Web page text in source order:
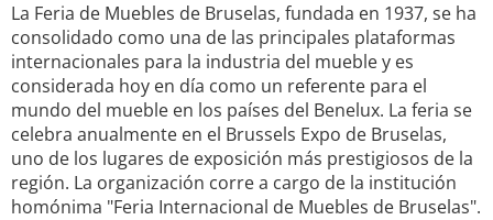
La Feria de Muebles de Bruselas, fundada en 1937, se ha
consolidado como una de las principales plataformas
internacionales para la industria del mueble y es
considerada hoy en día como un referente para el
mundo del mueble en los países del Benelux. La feria se
celebra anualmente en el Brussels Expo de Bruselas,
uno de los lugares de exposición más prestigiosos de la
región. La organización corre a cargo de la institución
homónima "Feria Internacional de Muebles de Bruselas".